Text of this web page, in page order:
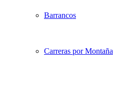
Barrancos
Carreras por Montaña